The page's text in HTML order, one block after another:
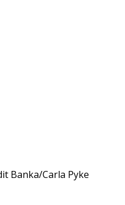
Banka/Carla Pyke